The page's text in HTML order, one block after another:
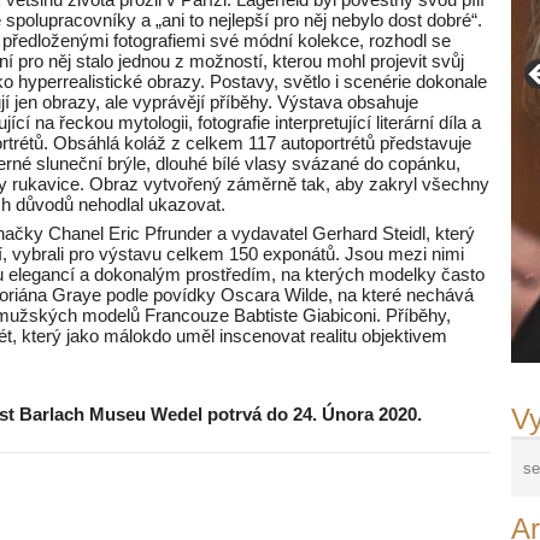
a „ani to nejlepší pro něj nebylo dost dobré“.
fotografiemi své módní kolekce, rozhodl se
pro něj stalo jednou z možností, kterou mohl projevit svůj
hyperrealistické obrazy. Postavy, světlo i scenérie dokonale
jen obrazy, ale vyprávějí příběhy. Výstava obsahuje
na řeckou mytologii, fotografie interpretující literární díla a
Obsáhlá koláž z celkem 117 autoportrétů představuje
sluneční brýle, dlouhé bílé vlasy svázané do copánku,
Obraz vytvořený záměrně tak, aby zakryl všechny
důvodů nehodlal ukazovat.
Chanel Eric Pfrunder a vydavatel Gerhard Steidl, který
vybrali pro výstavu celkem 150 exponátů. Jsou mezi nimi
a dokonalým prostředím, na kterých modelky často
Graye podle povídky Oscara Wilde, na které nechává
modelů Francouze Babtiste Giabiconi. Příběhy,
který jako málokdo uměl inscenovat realitu objektivem
Barlach Museu Wedel potrvá do 24. Února 2020.